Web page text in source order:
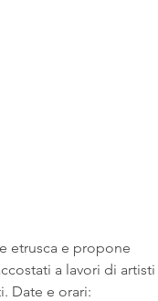
etrusca e propone
a lavori di artisti
Date e orari: